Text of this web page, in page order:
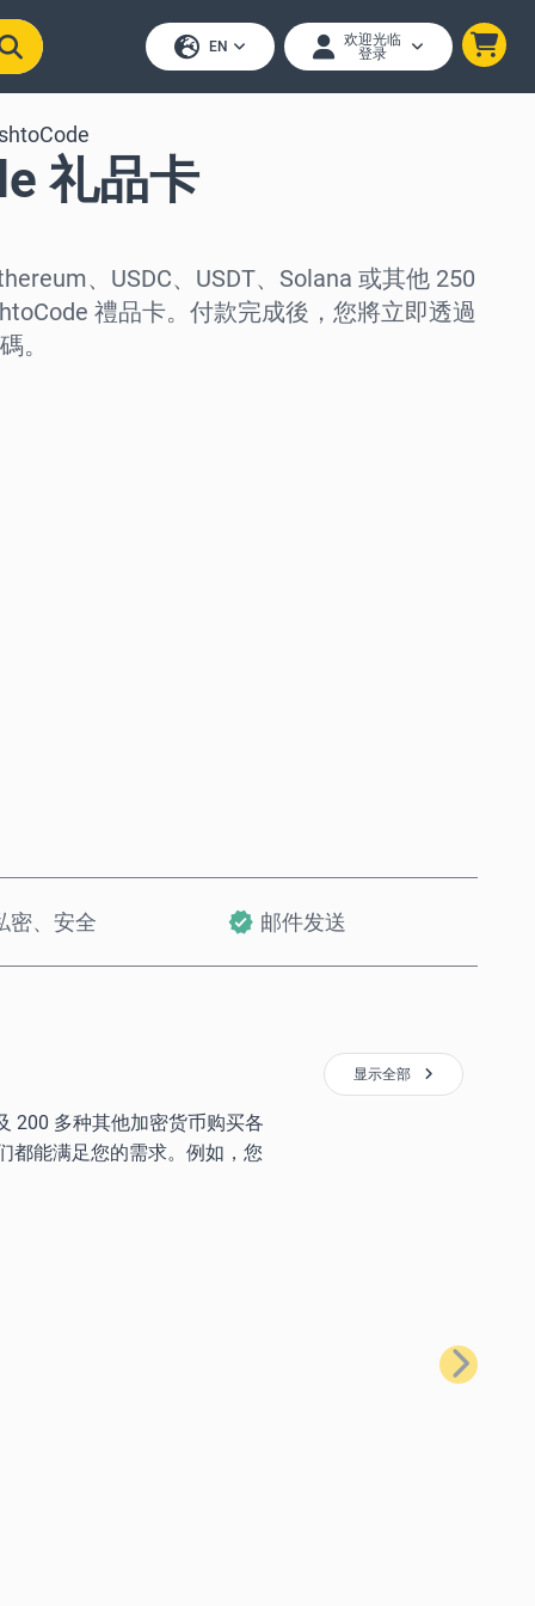
EN
欢迎光临
登录
礼品卡
、USDC、USDT、Solana 或其他 250
禮品卡。付款完成後，您將立即透過
。
密、安全 邮件发送
200 多种其他加密货币购买各
都能满足您的需求。例如，您
显示全部
下一步